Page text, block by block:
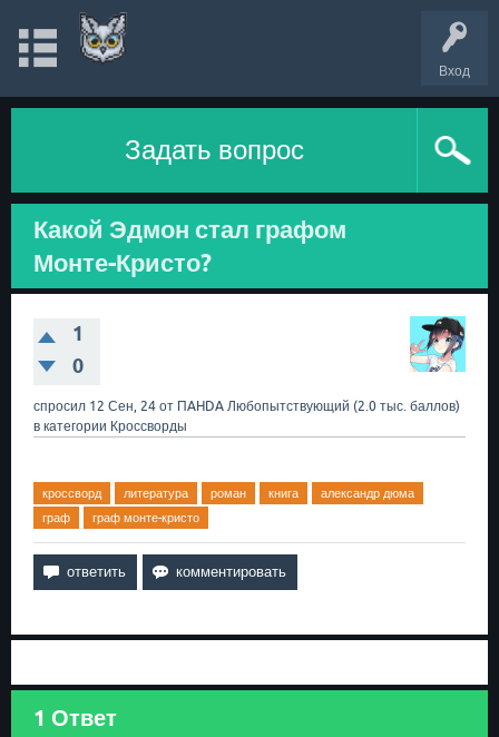
Вход
Задать вопрос
Какой Эдмон стал графом
Монте-Кристо?
1
0
спросил 12 Сен, 24 от ПAHDA Любопытствующий (2.0 тыс. баллов)
в категории Кроссворды
кроссворд литература роман книга
александр дюма
граф
граф монте-кристо
1 Ответ